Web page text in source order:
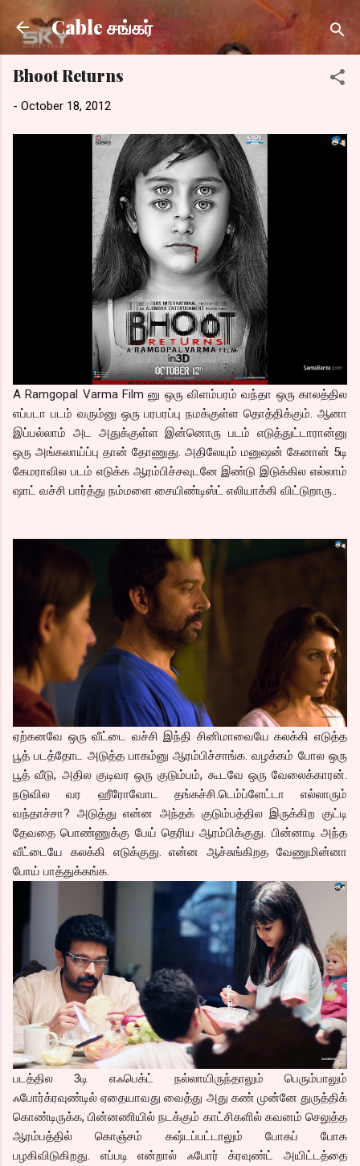
Skip to main content
Cable சங்கர்
Bhoot Returns
- October 18, 2012
A Ramgopal Varma Film னு ஒரு விளம்பரம் வந்தா ஒரு காலத்தில
எப்படா படம் வரும்னு ஒரு பரபரப்பு நமக்குள்ள தொத்திக்கும். ஆனா
இப்பல்லாம் அட அதுக்குள்ள இன்னொரு படம் எடுத்துட்டாரான்னு
ஒரு அங்கலாய்ப்பு தான் தோணுது. அதிலேயும் மனுஷன் கேனான் 5டி
கேமராவில படம் எடுக்க ஆரம்பிச்சவுடனே இண்டு இடுக்கில எல்லாம்
ஷாட் வச்சி பார்த்து நம்மளை சையிண்டிஸ்ட் எலியாக்கி விட்டுறாரு..
ஏற்கனவே ஒரு வீட்டை வச்சி இந்தி சினிமாவையே கலக்கி எடுத்த
பூத் படத்தோட அடுத்த பாகம்னு ஆரம்பிச்சாங்க. வழக்கம் போல ஒரு
பூத் வீடு, அதில குடிவர ஒரு குடும்பம், கூடவே ஒரு வேலைக்காரன்.
நடுவில வர ஹீரோவோட தங்கச்சி.டெம்ப்ளேட்டா எல்லாரும்
வந்தாச்சா? அடுத்து என்ன அந்தக் குடும்பத்தில இருக்கிற குட்டி
தேவதை பொண்ணுக்கு பேய் தெரிய ஆரம்பிக்குது. பின்னாடி அந்த
வீட்டையே கலக்கி எடுக்குது. என்ன ஆச்சுங்கிறத வேணுமின்னா
போய் பாத்துக்கங்க.
படத்தில 3டி எஃபெக்ட் நல்லாயிருந்தாலும் பெரும்பாலும்
ஃபோர்க்ரவுண்டில் ஏதையாவது வைத்து அது கண் முன்னே துருத்திக்
கொண்டிருக்க, பின்னணியில் நடக்கும் காட்சிகளில் கவனம் செலுத்த
ஆரம்பத்தில் கொஞ்சம் கஷ்டப்பட்டாலும் போகப் போக
பழகிவிடுகிறது. எப்படி என்றால் ஃபோர் க்ரவுண்ட் அயிட்டத்தை